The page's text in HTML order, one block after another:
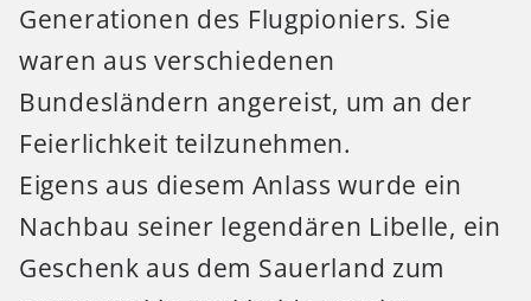
Generationen des Flugpioniers. Sie
waren aus verschiedenen
Bundesländern angereist, um an der
Feierlichkeit teilzunehmen.
Eigens aus diesem Anlass wurde ein
Nachbau seiner legendären Libelle, ein
Geschenk aus dem Sauerland zum